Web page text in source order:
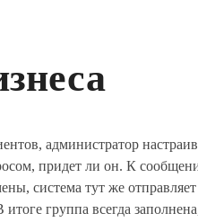
администратор
придет ли он. К
система тут же
группа всегда